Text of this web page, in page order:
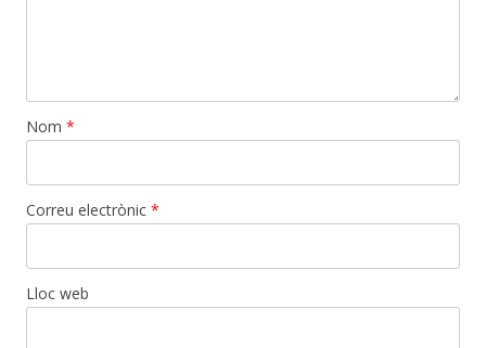
Nom *
Correu electrònic *
Lloc web